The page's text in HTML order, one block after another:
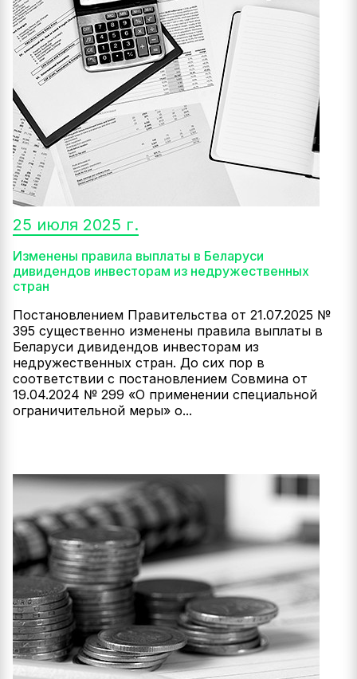
25 июля 2025 г.
Изменены правила выплаты в Беларуси
дивидендов инвесторам из недружественных
стран
Постановлением Правительства от 21.07.2025 №
395 существенно изменены правила выплаты в
Беларуси дивидендов инвесторам из
недружественных стран. До сих пор в
соответствии с постановлением Совмина от
19.04.2024 № 299 «О применении специальной
ограничительной меры» о...